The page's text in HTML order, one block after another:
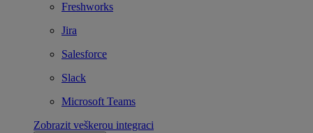
Freshworks
Jira
Salesforce
Slack
Microsoft Teams
Zobrazit veškerou integraci